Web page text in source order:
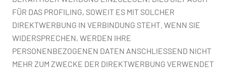
FÜR DAS PROFILING, SOWEIT ES MIT SOLCHER
DIREKTWERBUNG IN VERBINDUNG STEHT. WENN SIE
WIDERSPRECHEN, WERDEN IHRE
PERSONENBEZOGENEN DATEN ANSCHLIESSEND NICHT
MEHR ZUM ZWECKE DER DIREKTWERBUNG VERWENDET